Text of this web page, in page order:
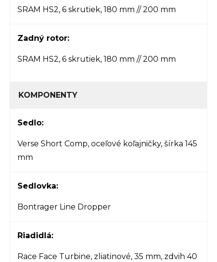
SRAM HS2, 6 skrutiek, 180 mm // 200 mm
Zadný rotor:
SRAM HS2, 6 skrutiek, 180 mm // 200 mm
KOMPONENTY
Sedlo:
Verse Short Comp, oceľové koľajničky, šírka 145
mm
Sedlovka:
Bontrager Line Dropper
Riadidlá:
Race Face Turbine, zliatinové, 35 mm, zdvih 40